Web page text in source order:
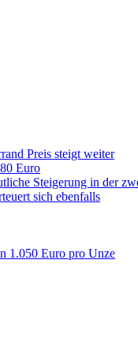
Preis steigt weiter
Euro
Steigerung in der
sich ebenfalls
1.050 Euro pro Unze